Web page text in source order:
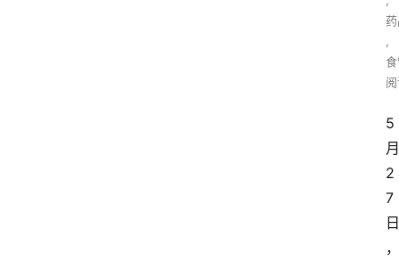
,
5
月
2
7
日
，